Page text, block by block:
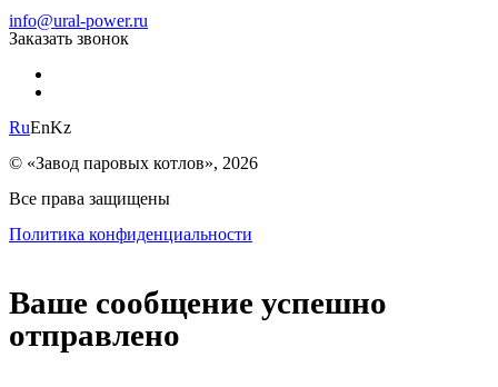
info@ural-power.ru
Заказать звонок
RuEnKz
© «Завод паровых котлов», 2026
Все права защищены
Политика конфиденциальности
Ваше сообщение успешно
отправлено